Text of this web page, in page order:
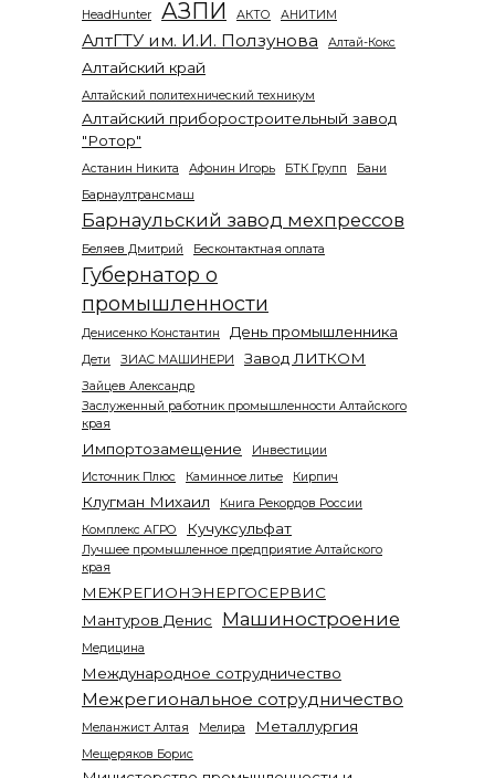
HeadHunter АЗПИ АКТО АНИТИМ
АлтГТУ им. И.И. Ползунова Алтай-Кокс
Алтайский край
Алтайский политехнический техникум
Алтайский приборостроительный завод
"Ротор"
Астанин Никита Афонин Игорь БТК Групп
Бани
Барнаултрансмаш
Барнаульский завод мехпрессов
Беляев Дмитрий Бесконтактная оплата
Губернатор о
промышленности
Денисенко Константин День промышленника
Дети ЗИАС МАШИНЕРИ Завод ЛИТКОМ
Зайцев Александр
Заслуженный работник промышленности Алтайского
края
Импортозамещение
Инвестиции
Источник Плюс
Каминное литье Кирпич
Клугман Михаил
Книга Рекордов России
Комплекс АГРО
Кучуксульфат
Лучшее промышленное предприятие Алтайского
края
МЕЖРЕГИОНЭНЕРГОСЕРВИС
Мантуров Денис
Машиностроение
Медицина
Международное сотрудничество
Межрегиональное сотрудничество
Меланжист Алтая Мелира Металлургия
Мещеряков Борис